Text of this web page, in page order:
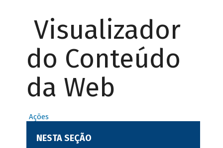
Visualizador
do Conteúdo
da Web
Ações
NESTA SEÇÃO